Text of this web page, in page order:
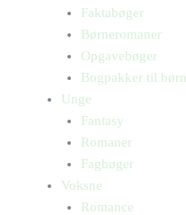
Faktabøger
Børneromaner
Opgavebøger
Bogpakker til børn
Unge
Fantasy
Romaner
Fagbøger
Voksne
Romance